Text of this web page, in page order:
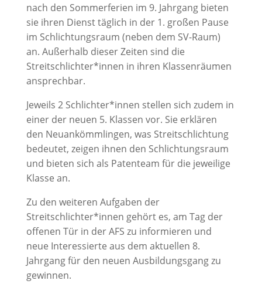
nach den Sommerferien im 9. Jahrgang bieten
sie ihren Dienst täglich in der 1. großen Pause
im Schlichtungsraum (neben dem SV-Raum)
an. Außerhalb dieser Zeiten sind die
Streitschlichter*innen in ihren Klassenräumen
ansprechbar.
Jeweils 2 Schlichter*innen stellen sich zudem in
einer der neuen 5. Klassen vor. Sie erklären
den Neuankömmlingen, was Streitschlichtung
bedeutet, zeigen ihnen den Schlichtungsraum
und bieten sich als Patenteam für die jeweilige
Klasse an.
Zu den weiteren Aufgaben der
Streitschlichter*innen gehört es, am Tag der
offenen Tür in der AFS zu informieren und
neue Interessierte aus dem aktuellen 8.
Jahrgang für den neuen Ausbildungsgang zu
gewinnen.